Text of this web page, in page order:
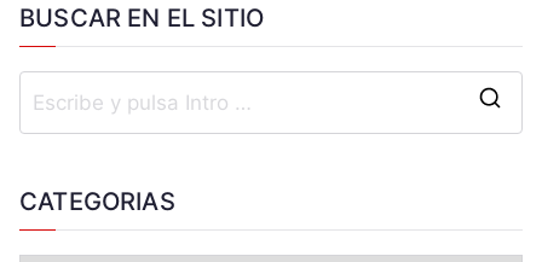
BUSCAR EN EL SITIO
CATEGORIAS